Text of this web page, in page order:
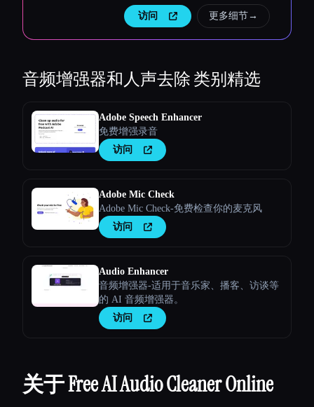
访问 更多细节→
音频增强器和人声去除类别精选
Adobe Speech Enhancer
免费增强录音
访问
Adobe Mic Check
Adobe Mic Check-免费检查你的麦克风
访问
Audio Enhancer
音频增强器-适用于音乐家、播客、访谈等
的 AI 音频增强器。
访问
关于 Free AI Audio Cleaner Online